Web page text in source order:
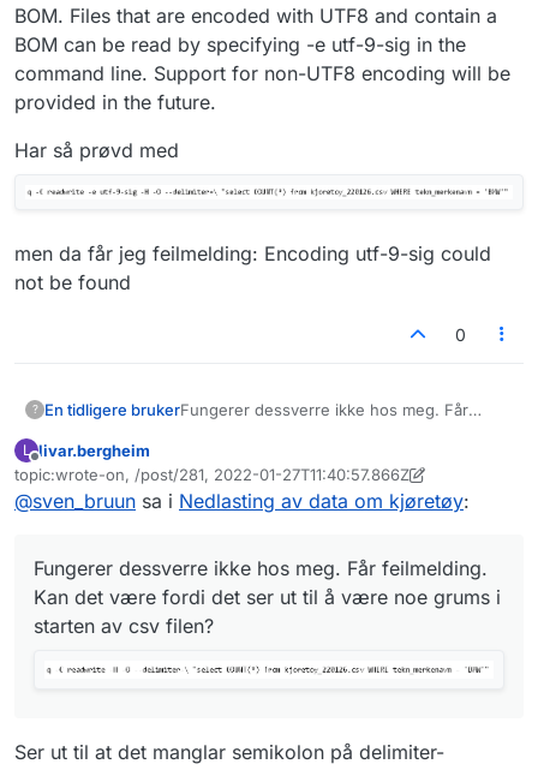
BOM. Files that are encoded with UTF8 and contain a
BOM can be read by specifying -e utf-9-sig in the
command line. Support for non-UTF8 encoding will be
provided in the future.
Har så prøvd med
men da får jeg feilmelding: Encoding utf-9-sig could
not be found
0
? En tidligere brukerFungerer dessverre ikke hos meg. Får
tekn_merkenavn
Warning - There seems to be a "no such
column names from the header line and not
the default (cXX) column names. Another
issue might be that the file contains a BOM.
Files that are encoded with UTF8 and
contain a BOM can be read by specifying -e
Har så prøvd med
sig could not be found
L
Frakoblet
livar.bergheim
topic:wrote-on, /post/281, 2022-01-27T11:40:57.866Z
Sist endret av livar.bergheim
@sven_bruun sa i Nedlasting av data om kjøretøy:
Fungerer dessverre ikke hos meg. Får feilmelding.
Kan det være fordi det ser ut til å være noe grums i
starten av csv filen?
Ser ut til at det manglar semikolon på delimiter-